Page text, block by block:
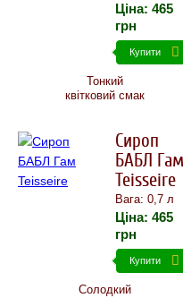
Ціна: 465
грн
Купити
Тонкий
квітковий смак
Сироп
БАБЛ Гам
Teisseire
Вага: 0,7 л
Ціна: 465
грн
Купити
Солодкий